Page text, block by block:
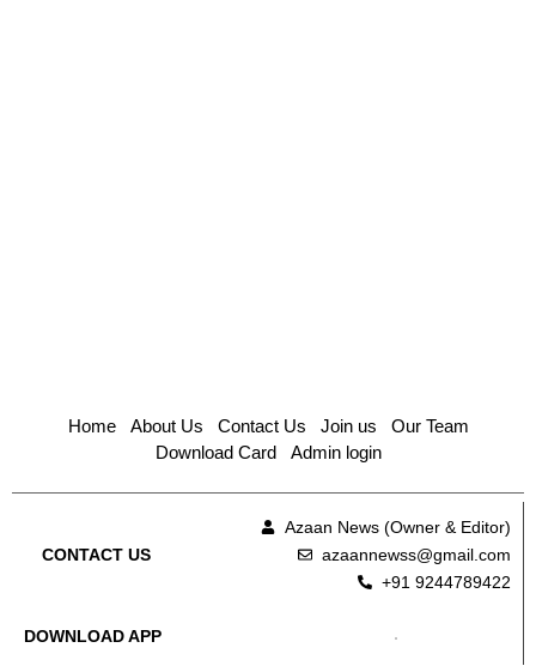
Home About Us Contact Us Join us
Our Team
Download Card
Admin login
CONTACT US
Azaan News (Owner & Editor)
azaannewss@gmail.com
+91 9244789422
DOWNLOAD APP